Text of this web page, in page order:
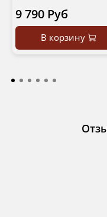
9 790 Руб
В корзину